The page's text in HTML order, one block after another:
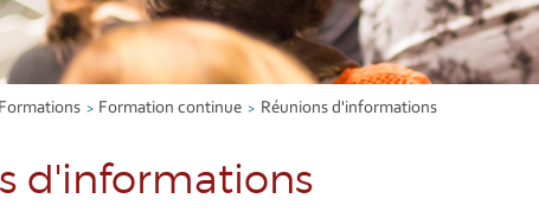
Formations Formation continue Réunions d'informations
d'informations